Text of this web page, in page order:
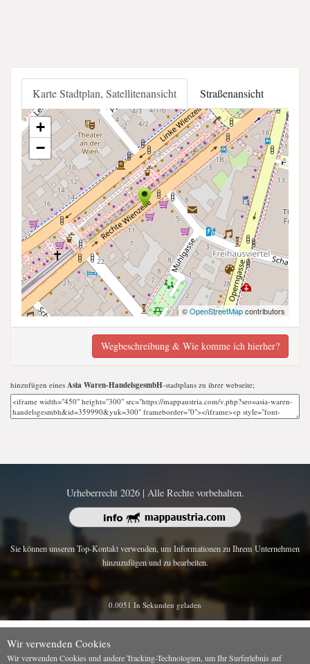
Karte Stadtplan, Satellitenansicht Straßenansicht
+
−
©OpenStreetMapcontributors
Wegbeschreibung & Wie komme ich hierher?
hinzufügen eines Asia Waren-HandelsgesmbH-stadtplans zu ihrer webseite;
Urheberrecht 2026 | Alle Rechte vorbehalten.
Sie können unseren Top-Kontakt verwenden, um Informationen zu Ihrem Unternehmen
hinzuzufügen und zu bearbeiten.
0.0051 In Sekunden geladen
Wir verwenden Cookies
Wir verwenden Cookies und andere Tracking-Technologien, um Ihr Surferlebnis auf